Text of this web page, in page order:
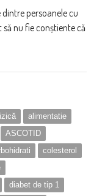
persoanele cu
nu fie conștiente că
alimentatie
ASCOTID
colesterol
diabet de tip 1